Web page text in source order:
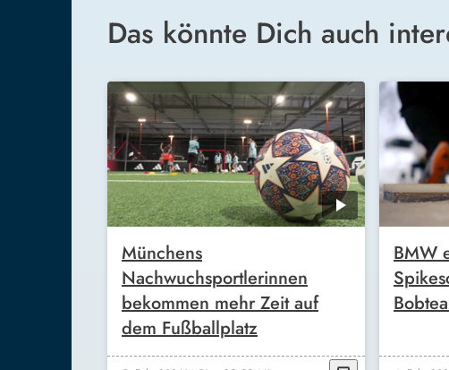
Das könnte Dich auch
Münchens
Nachwuchsportlerinnen
bekommen mehr Zeit auf
dem Fußballplatz
BMW